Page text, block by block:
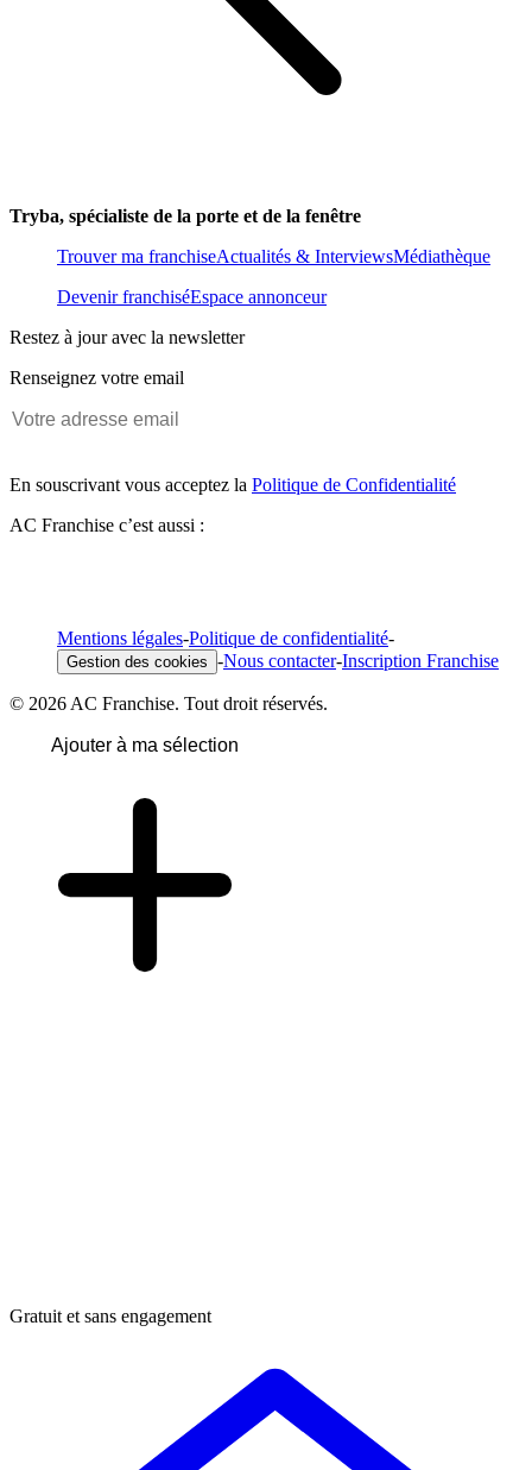
Tryba, spécialiste de la porte et de la fenêtre
Trouver ma franchiseActualités & InterviewsMédiathèque
Devenir franchiséEspace annonceur
Restez à jour avec la newsletter
Renseignez votre email
En souscrivant vous acceptez la Politique de Confidentialité
AC Franchise c’est aussi :
Mentions légales-Politique de confidentialité-
Gestion des cookies -Nous contacter-Inscription Franchise
© 2026 AC Franchise. Tout droit réservés.
Ajouter à ma sélection
Gratuit et sans engagement